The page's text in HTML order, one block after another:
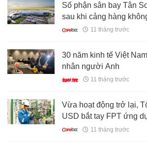
Số phận sân bay Tân
sau khi cảng hàng
Thành đi vào hoạt động?
11 tháng trước
30 năm kinh tế Việt
nhân người Anh
11 tháng trước
Vừa hoạt động trở lại,
USD bắt tay FPT ứng
xuất
11 tháng trước